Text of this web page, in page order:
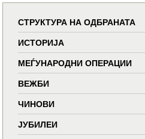
СТРУКТУРА НА ОДБРАНАТА
ИСТОРИЈА
МЕЃУНАРОДНИ ОПЕРАЦИИ
ВЕЖБИ
ЧИНОВИ
ЈУБИЛЕИ